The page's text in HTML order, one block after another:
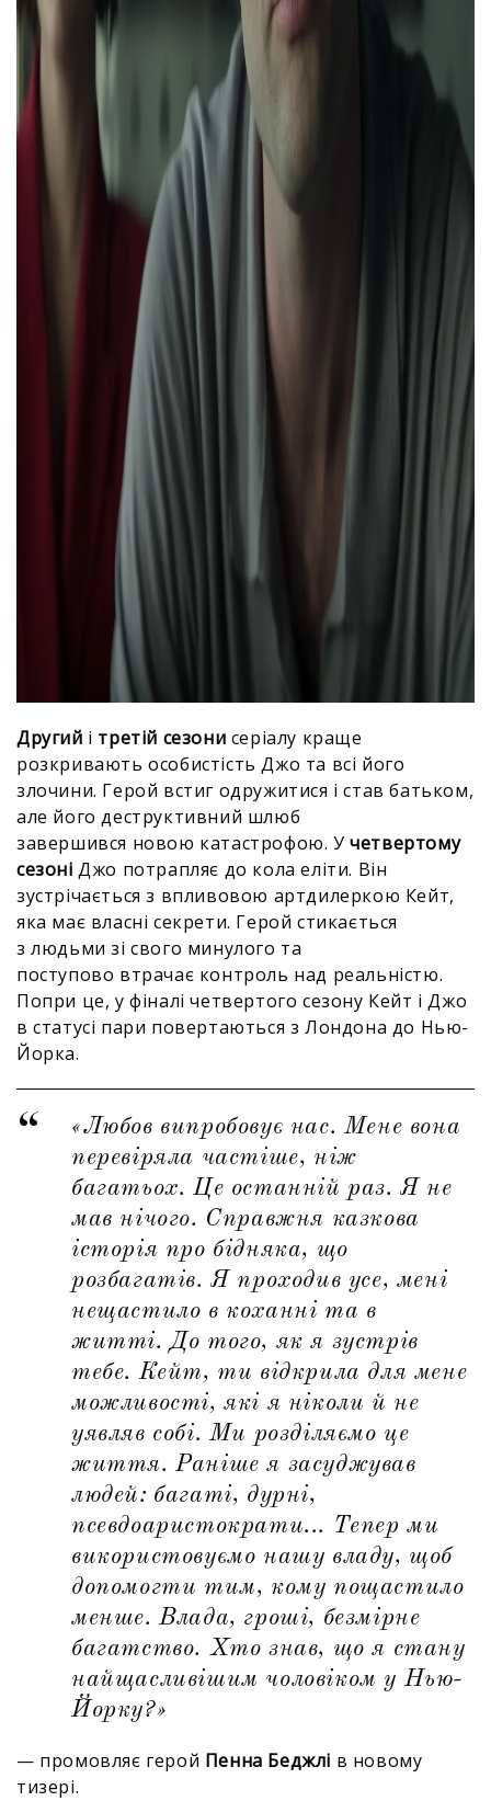
Другий і третій сезони серіалу краще
розкривають особистість Джо та всі його
злочини. Герой встиг одружитися і став батьком,
але його деструктивний шлюб
завершився новою катастрофою. Учетвертому
сезоні Джо потрапляє до кола еліти. Він
зустрічається з впливовою артдилеркою Кейт,
яка має власні секрети. Герой стикається
з людьми зі свого минулого та
поступово втрачає контроль над реальністю.
Попри це, у фіналі четвертого сезону Кейт і Джо
в статусі пари повертаються з Лондона до Нью-
Йорка.
«Любов випробовує нас. Мене вона
перевіряла частіше, ніж
багатьох. Це останній раз. Я не
мав нічого. Справжня казкова
історія про бідняка, що
розбагатів. Я проходив усе, мені
нещастило в коханні та в
житті. До того, як я зустрів
тебе. Кейт, ти відкрила для мене
можливості, які я ніколи й не
уявляв собі. Ми розділяємо це
життя. Раніше я засуджував
людей: багаті, дурні,
псевдоаристократи... Тепер ми
використовуємо нашу владу, щоб
допомогти тим, кому пощастило
менше. Влада, гроші, безмірне
багатство. Хто знав, що я стану
найщасливішим чоловіком у Нью-
Йорку?»
— промовляє герой Пенна Беджлі в новому
тизері.